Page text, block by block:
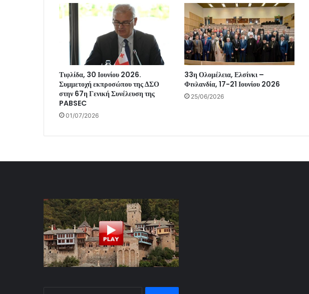
Τιφλίδα, 30 Ιουνίου 2026.
Συμμετοχή εκπροσώπου της ΔΣΟ
στην 67η Γενική Συνέλευση της
PABSEC
01/07/2026
33η Ολομέλεια, Ελσίνκι –
Φινλανδία, 17-21 Ιουνίου 2026
25/06/2026